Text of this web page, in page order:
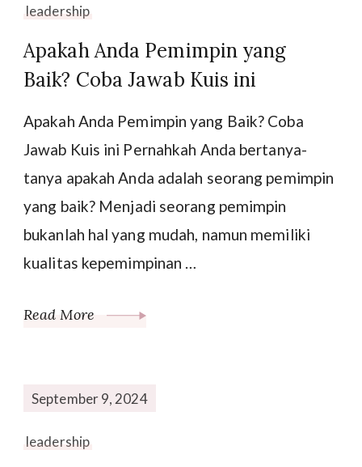
leadership
Apakah Anda Pemimpin yang
Baik? Coba Jawab Kuis ini
Apakah Anda Pemimpin yang Baik? Coba
Jawab Kuis ini Pernahkah Anda bertanya-
tanya apakah Anda adalah seorang pemimpin
yang baik? Menjadi seorang pemimpin
bukanlah hal yang mudah, namun memiliki
kualitas kepemimpinan …
Read More
September 9, 2024
leadership